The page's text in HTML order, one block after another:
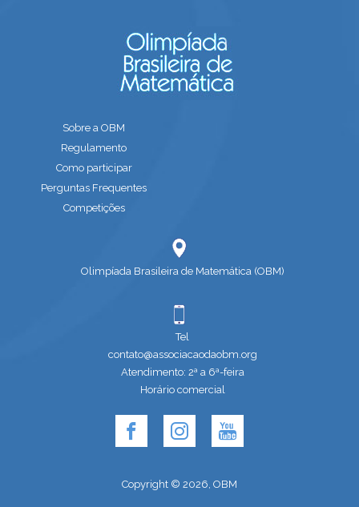
Sobre a OBM
Regulamento
Como participar
Perguntas Frequentes
Competições
Olimpíada Brasileira de Matemática (OBM)
Tel
contato@associacaodaobm.org
Atendimento: 2ª a 6ª-feira
Horário comercial
Copyright © 2026, OBM